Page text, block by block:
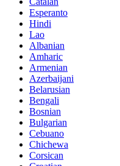
Esperanto
Hindi
Lao
Albanian
Amharic
Armenian
Azerbaijani
Belarusian
Bengali
Bosnian
Bulgarian
Cebuano
Chichewa
Corsican